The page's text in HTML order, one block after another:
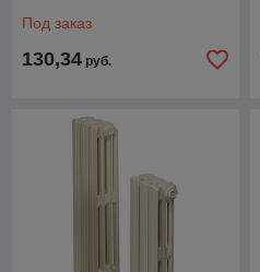
Под заказ
130,34 руб.